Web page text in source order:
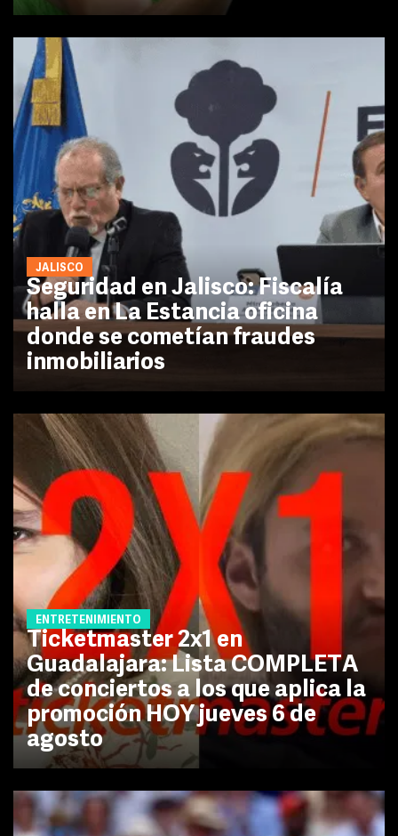
JALISCO
Seguridad en Jalisco: Fiscalía
halla en La Estancia oficina
donde se cometían fraudes
inmobiliarios
ENTRETENIMIENTO
Ticketmaster 2x1 en
Guadalajara: Lista COMPLETA
de conciertos a los que aplica la
promoción HOY jueves 6 de
agosto